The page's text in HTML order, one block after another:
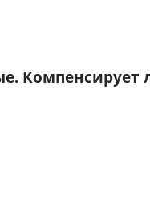
Компенсирует